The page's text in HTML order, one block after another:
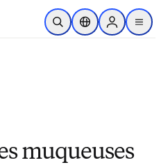
Passer au contenu principal
Ouvrir la recherche
Sélecteur de
Sign in to
menu
muqueuses